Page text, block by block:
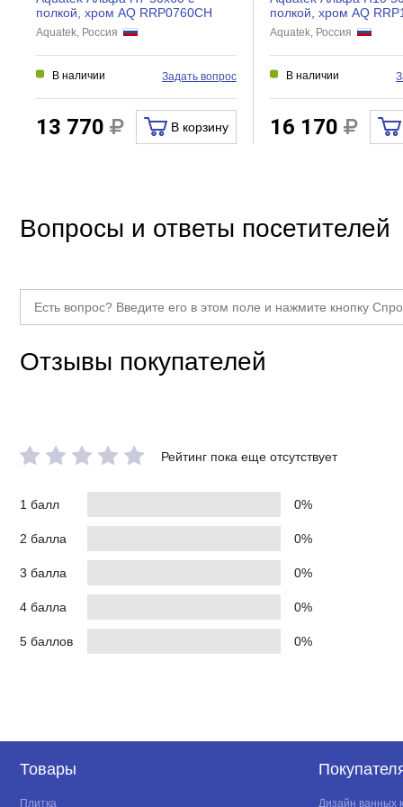
полкой, хром AQ RRP0760CH
Aquatek, Россия
В наличии Задать вопрос
13 770 В корзину
полкой, хром AQ
Aquatek, Россия
В наличии
16 170
Вопросы и ответы посетителей
Отзывы покупателей
Рейтинг пока еще отсутствует
1 балл 0%
2 балла 0%
3 балла 0%
4 балла 0%
5 баллов 0%
Товары
Плитка Дизайн ванных